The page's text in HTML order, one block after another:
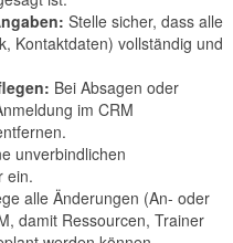
Stelle sicher, dass alle
Kontaktdaten) vollständig und
Bei Absagen oder
im CRM
unverbindlichen
ein.
alle Änderungen (An- oder
damit Ressourcen, Trainer